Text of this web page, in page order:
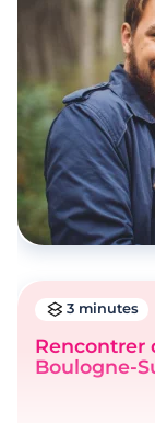
3 minutes
Rencontre
3 minutes
Rencontrer
Boulogne-